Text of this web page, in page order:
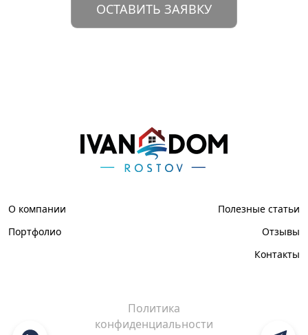
ОСТАВИТЬ ЗАЯВКУ
О компании
Портфолио
Полезные статьи
Отзывы
Контакты
Политика
конфиденциальности